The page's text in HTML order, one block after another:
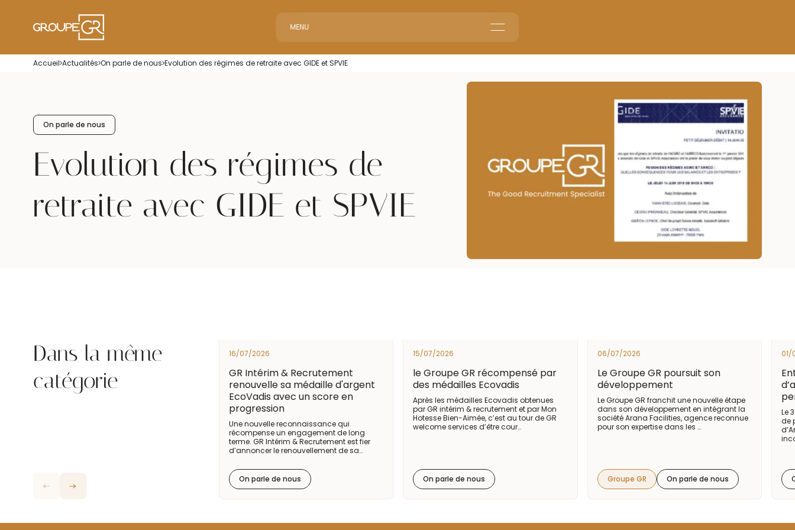
MENU
Le groupe GR
Accueil Actualités On parle de nous Evolution des régimes de retraite avec GIDE et SPVIE
On parle de nous
Evolution des régimes de
retraite avec GIDE et SPVIE
Dans la même
catégorie
16/07/2026
GR Intérim & Recrutement
renouvelle sa médaille d'argent
EcoVadis avec un score en
progression
Une nouvelle reconnaissance qui
récompense un engagement de long
terme. GR Intérim & Recrutement est fier
d’annoncer le renouvellement de sa…
On parle de nous
15/07/2026
le Groupe GR récompensé par
des médailles Ecovadis
Après les médailles Ecovadis obtenues
par GR intérim & recrutement et par Mon
Hotesse Bien-Aimée, c’est au tour de GR
welcome services d’être cour…
On parle de nous
06/07/2026
Le Groupe GR poursuit son
développement
Le Groupe GR franchit une nouvelle étape
dans son développement en intégrant la
société Arana Facilities, agence reconnue
pour son expertise dans les …
Groupe GR On parle de nous
Le
de